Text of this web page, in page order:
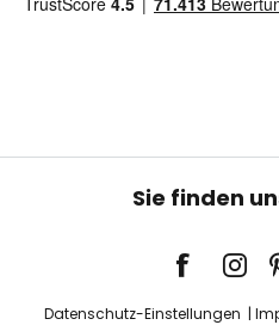
Sie finden
Datenschutz-Einstellungen